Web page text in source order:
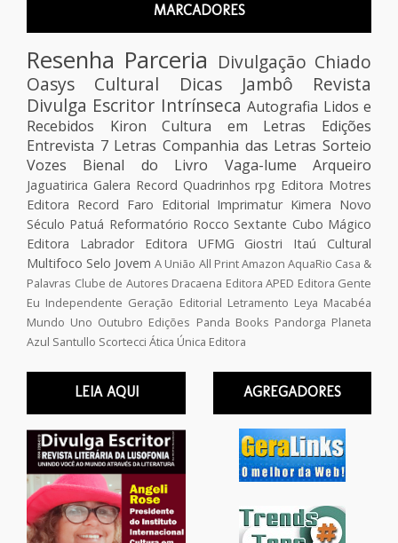
MARCADORES
Resenha Parceria Divulgação Chiado
Oasys Cultural
Dicas Jambô
Revista
Divulga Escritor Intrínseca Autografia Lidos e
Recebidos
Kiron
Cultura em Letras Edições
Entrevista 7 Letras Companhia das Letras Sorteio
Vozes
Bienal do Livro Vaga-lume Arqueiro
Jaguatirica Galera Record Quadrinhos rpg Editora Motres
Editora Record Faro Editorial Imprimatur Kimera Novo
Século Patuá Reformatório Rocco Sextante Cubo Mágico
Editora Labrador
Editora UFMG Giostri
Itaú Cultural
Multifoco Selo Jovem A União All PrintAmazon AquaRio Casa &
Palavras Clube de Autores Dracaena Editora APED Editora Gente
Eu Independente Geração Editorial Letramento Leya Macabéa
Mundo Uno Outubro Edições Panda Books Pandorga Planeta
Azul Santullo Scortecci Ática Única Editora
LEIA AQUI AGREGADORES